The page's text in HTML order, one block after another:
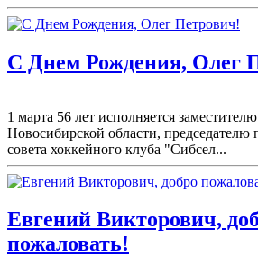
С Днем Рождения, Олег
1 марта 56 лет исполняется
Новосибирской области, председателю
совета хоккейного клуба "Сибсел...
Евгений Викторович,
пожаловать!